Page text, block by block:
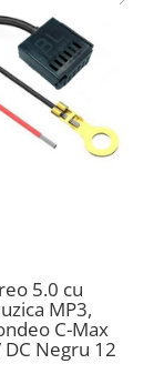
5.0 cu
MP3,
C-Max
DC Negru 12